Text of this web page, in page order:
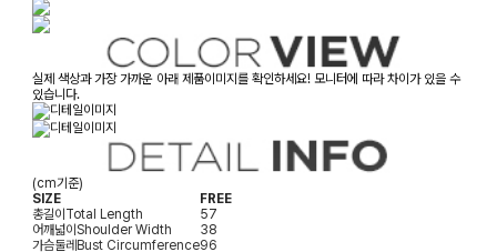
실제 색상과 가장 가까운 아래 제품이미지를 확인하세요! 모니터에 따라 차이가 있을 수
있습니다.
(cm기준)
SIZE
FREE
총길이Total Length
57
어깨넓이Shoulder Width
38
가슴둘레Bust Circumference96